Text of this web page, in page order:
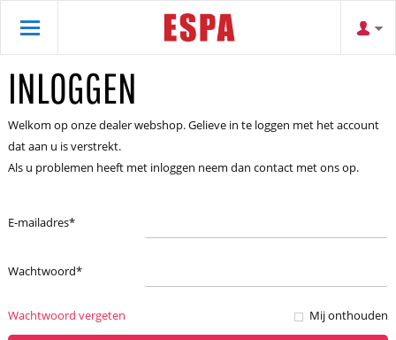
INLOGGEN
Welkom op onze dealer webshop. Gelieve in te loggen met het account
dat aan u is verstrekt.
Als u problemen heeft met inloggen neem dan contact met ons op.
E-mailadres*
Wachtwoord*
Wachtwoord vergeten Mij onthouden